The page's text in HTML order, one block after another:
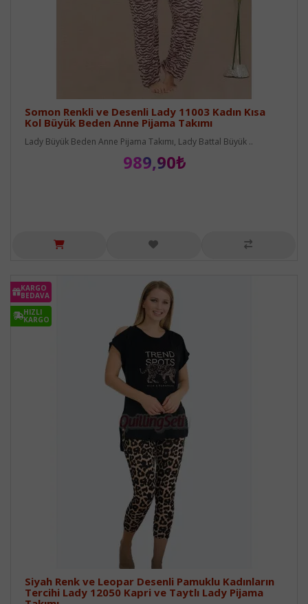
Somon Renkli ve Desenli Lady 11003 Kadın Kısa
Kol Büyük Beden Anne Pijama Takımı
Lady Büyük Beden Anne Pijama Takımı, Lady Battal Büyük ..
989,90₺
KARGO
BEDAVA
HIZLI
KARGO
Siyah Renk ve Leopar Desenli Pamuklu Kadınların
Tercihi Lady 12050 Kapri ve Taytlı Lady Pijama